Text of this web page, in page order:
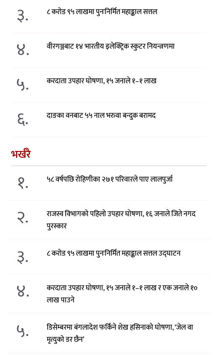
३. ८ करोड ९५ लाखमा पुनःनिर्मित महाङ्काल सत्तल
४. वीरगञ्जबाट १४ भारतीय इलेक्ट्रिक स्कुटर नियन्त्रणमा
५. करदाता उपहार घोषणा, १५ जनाले १–१ लाख
६. दाङका वनबाट ५५ नाल भरुवा बन्दुक बरामद
भर्खरै
१. ५८ वर्षपछि रोहिणीका २७१ परिवारले पाए लालपुर्जा
२.
राजस्व विभागको पहिलो उपहार घोषणा, १६ जनाले जिते नगद
पुरस्कार
३. ८ करोड ९५ लाखमा पुनःनिर्मित महाङ्काल सत्तल उद्घाटन
४.
करदाता उपहार घोषणा, १५ जनाले १–१ लाख र एक जनाले १०
लाख पाउने
५.
डिसेम्बरमा बंगलादेश फर्किने शेख हसिनाको घोषणा, ‘जेल वा
मृत्युको डर छैन’